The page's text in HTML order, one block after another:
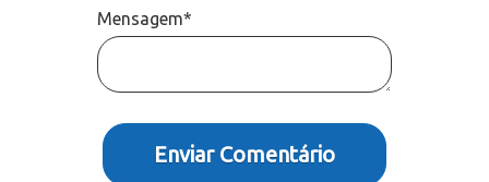
Mensagem*
Enviar Comentário